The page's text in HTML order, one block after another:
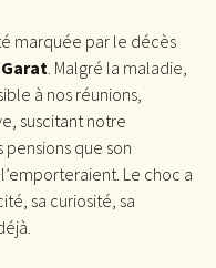
marquée par le décès
. Malgré la maladie,
à nos réunions,
suscitant notre
pensions que son
Le choc a
sa curiosité, sa